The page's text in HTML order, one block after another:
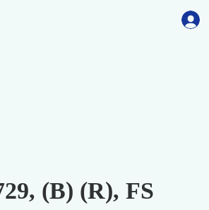
(B) (R), FS